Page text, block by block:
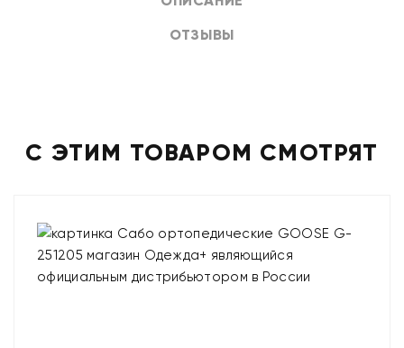
ОТЗЫВЫ
С ЭТИМ ТОВАРОМ СМОТРЯТ